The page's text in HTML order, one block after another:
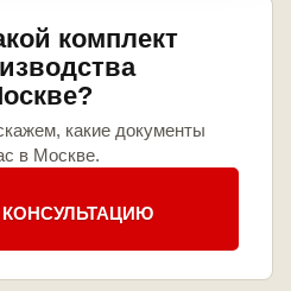
комплект
какие документы
в Москве.